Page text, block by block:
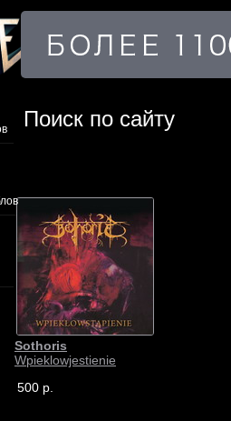
Поиск по сайту
Sothoris
Wpieklowjestienie
500 р.